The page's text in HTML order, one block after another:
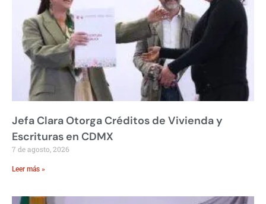
Jefa Clara Otorga Créditos de Vivienda y
Escrituras en CDMX
7 de agosto, 2026
Leer más »